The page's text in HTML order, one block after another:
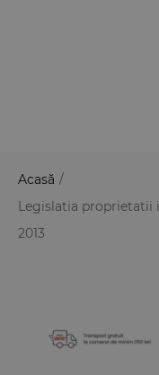
Acasă /
Legislatia proprietatii
2013